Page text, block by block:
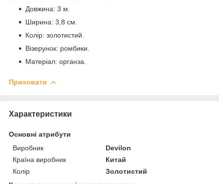
Довжина: 3 м.
Ширина: 3,8 см.
Колір: золотистий.
Візерунок: ромбики.
Матеріал: органза.
Приховати
Характеристики
Основні атрибути
Виробник
Devilon
Країна виробник
Китай
Колір
Золотистий